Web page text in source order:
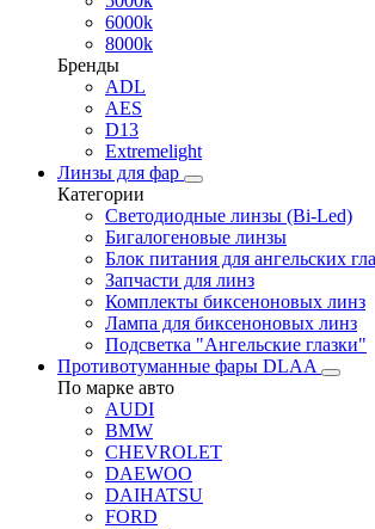
6000k
8000k
Бренды
ADL
AES
D13
Extremelight
Линзы для фар
Категории
Светодиодные линзы (Bi-Led)
Бигалогеновые линзы
Блок питания для ангельских
Запчасти для линз
Комплекты биксеноновых линз
Лампа для биксеноновых линз
Подсветка "Ангельские глазки"
Противотуманные фары DLAA
По марке авто
AUDI
BMW
CHEVROLET
DAEWOO
DAIHATSU
FORD